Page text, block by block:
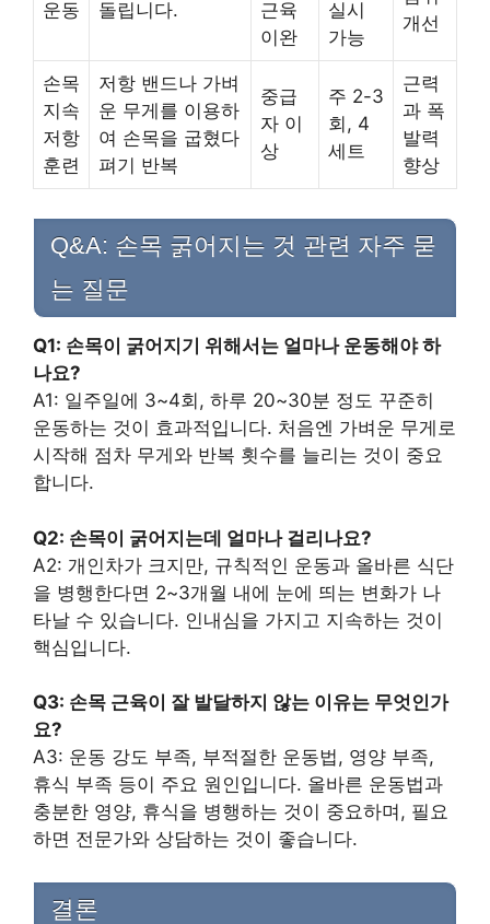
운동 돌립니다.
근육
이완
실시
가능
개선
손목
지속
저항
훈련
저항 밴드나 가벼
운 무게를 이용하
여 손목을 굽혔다
펴기 반복
중급
자 이
상
주 2-3
회, 4
세트
근력
과 폭
발력
향상
Q&A: 손목 굵어지는 것 관련 자주 묻
는 질문
Q1: 손목이 굵어지기 위해서는 얼마나 운동해야 하
나요?
A1: 일주일에 3~4회, 하루 20~30분 정도 꾸준히
운동하는 것이 효과적입니다. 처음엔 가벼운 무게로
시작해 점차 무게와 반복 횟수를 늘리는 것이 중요
합니다.
Q2: 손목이 굵어지는데 얼마나 걸리나요?
A2: 개인차가 크지만, 규칙적인 운동과 올바른 식단
을 병행한다면 2~3개월 내에 눈에 띄는 변화가 나
타날 수 있습니다. 인내심을 가지고 지속하는 것이
핵심입니다.
Q3: 손목 근육이 잘 발달하지 않는 이유는 무엇인가
요?
A3: 운동 강도 부족, 부적절한 운동법, 영양 부족,
휴식 부족 등이 주요 원인입니다. 올바른 운동법과
충분한 영양, 휴식을 병행하는 것이 중요하며, 필요
하면 전문가와 상담하는 것이 좋습니다.
결론